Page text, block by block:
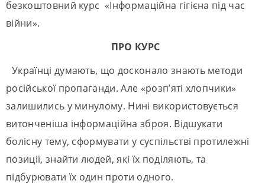
безкоштовний курс «Інформаційна гігієна під час
війни».
ПРО КУРС
Українці думають, що досконало знають методи
російської пропаганди. Але «розп’яті хлопчики»
залишились у минулому. Нині використовується
витонченіша інформаційна зброя. Відшукати
болісну тему, сформувати у суспільстві протилежні
позиції, знайти людей, які їх поділяють, та
підбурювати їх один проти одного.